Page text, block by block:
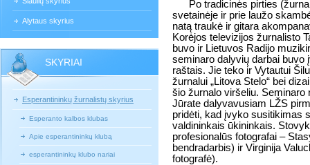
Alytaus skyrius
SKYRIAI
Esperantininkų žurnalistų skyrius
Esperanto kalbos klubas
Apie esperantininkų klubą
esperantininkų klubo nariai
Po tradicinės pirties
svetainėje ir prie laužo
natą traukė ir gitara
Korėjos televizijos žurnalisto
buvo ir Lietuvos Radijo
seminaro dalyvių darbai buvo
raštais. Jie teko ir Vytautui
žurnalui „Litova Stelo“ bei
šio žurnalo viršeliu.
Jūrate dalyvavusiam LŽS
pridėti, kad įvyko susitikimas
valdininkais ūkininkais.
profesionalūs fotografai –
bendradarbis) ir Virginija
fotografė).